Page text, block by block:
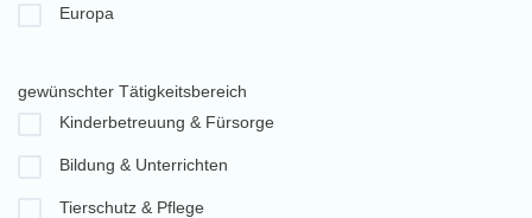
Europa
gewünschter Tätigkeitsbereich
Kinderbetreuung & Fürsorge
Bildung & Unterrichten
Tierschutz & Pflege